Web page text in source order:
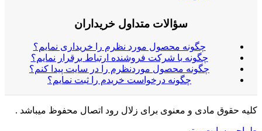
سؤالات متداول خریداران
چگونه محصول مورد نظرم را خریداری نمایم؟
چگونه با شرکت فروشنده ارتباط برقرار نمایم؟
چگونه محصول موردنظرم را در سایت پیدا کنم؟
چگونه درخواست خریدم را ثبت نمایم؟
کلیه حقوق مادی و معنوی برای زلال رود اتصال محفوظ میباشد .